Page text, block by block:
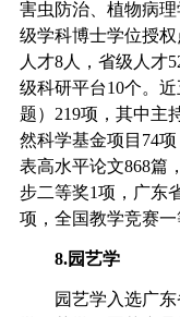
害虫防治、植物病
级学科博士学位授
人才8人，省级人才
级科研平台10个。
题） 219项，其中主
然科学基金项目 74项
表高水平论文868篇
步二等奖1项，广东
项，全国教学竞赛一
8.园艺学
园艺学入选广